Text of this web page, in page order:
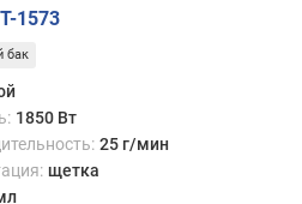
1573
бак
1850 Вт
25 г/мин
щетка